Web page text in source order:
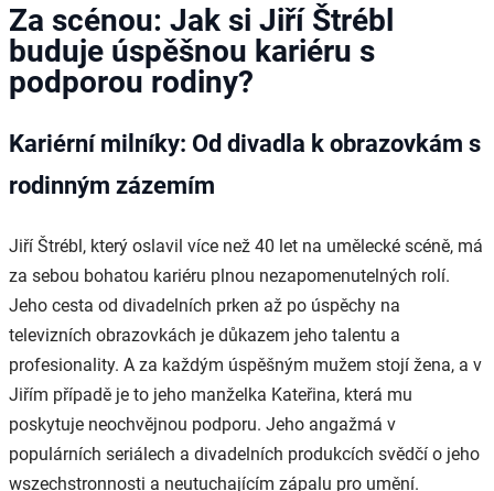
Za scénou: Jak si Jiří Štrébl
buduje úspěšnou kariéru s
podporou rodiny?
Kariérní milníky: Od divadla k obrazovkám s
rodinným zázemím
Jiří Štrébl, který oslavil více než 40 let na umělecké scéně, má
za sebou bohatou kariéru plnou nezapomenutelných rolí.
Jeho cesta od divadelních prken až po úspěchy na
televizních obrazovkách je důkazem jeho talentu a
profesionality. A za každým úspěšným mužem stojí žena, a v
Jiřím případě je to jeho manželka Kateřina, která mu
poskytuje neochvějnou podporu. Jeho angažmá v
populárních seriálech a divadelních produkcích svědčí o jeho
wszechstronnosti a neutuchajícím zápalu pro umění.